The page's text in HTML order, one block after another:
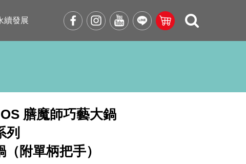
續發展
膳魔師巧藝大鍋
列
附單柄把手）